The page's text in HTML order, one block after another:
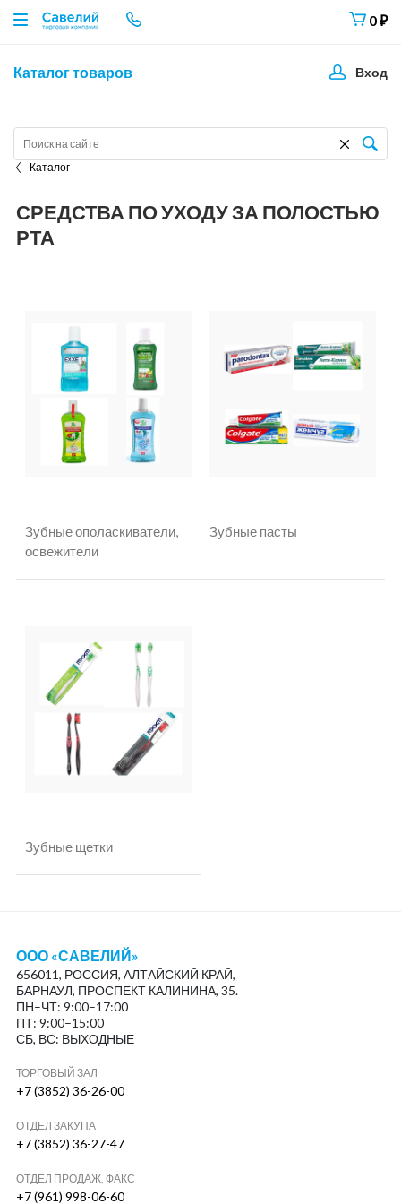
0₽
Каталог товаров Вход
Каталог
СРЕДСТВА ПО УХОДУ ЗА ПОЛОСТЬЮ
РТА
Зубные ополаскиватели,
освежители
Зубные пасты
Зубные щетки
ООО «САВЕЛИЙ»
656011, РОССИЯ, АЛТАЙСКИЙ КРАЙ,
БАРНАУЛ, ПРОСПЕКТ КАЛИНИНА, 35.
ПН–ЧТ: 9:00–17:00
ПТ: 9:00–15:00
СБ, ВС: ВЫХОДНЫЕ
ТОРГОВЫЙ ЗАЛ
+7 (3852) 36-26-00
ОТДЕЛ ЗАКУПА
+7 (3852) 36-27-47
ОТДЕЛ ПРОДАЖ, ФАКС
+7 (961) 998-06-60